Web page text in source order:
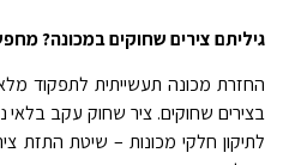
גיליתם צירים שחוקים במכונה?
החזרת מכונה תעשייתית לתפקוד
בצירים שחוקים. ציר שחוק עקב בלאי
לתיקון חלקי מכונות – שיטת התזת